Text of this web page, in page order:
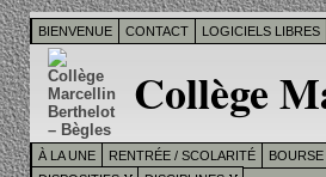
BIENVENUE CONTACT LOGICIELS LIBRES
Collège
À LA UNE RENTRÉE / SCOLARITÉ